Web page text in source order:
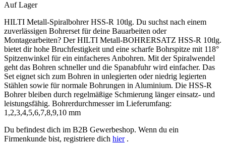
Auf Lager
HILTI Metall-Spiralbohrer HSS-R 10tlg. Du suchst nach einem
zuverlässigen Bohrerset für deine Bauarbeiten oder
Montagearbeiten? Der HILTI Metall-BOHRERSATZ HSS-R 10tlg.
bietet dir hohe Bruchfestigkeit und eine scharfe Bohrspitze mit 118°
Spitzenwinkel für ein einfacheres Anbohren. Mit der Spiralwendel
geht das Bohren schneller und die Spanabfuhr wird einfacher. Das
Set eignet sich zum Bohren in unlegierten oder niedrig legierten
Stählen sowie für normale Bohrungen in Aluminium. Die HSS-R
Bohrer bleiben durch regelmäßige Schmierung länger einsatz- und
leistungsfähig. Bohrerdurchmesser im Lieferumfang:
1,2,3,4,5,6,7,8,9,10 mm
Du befindest dich im B2B Gewerbeshop. Wenn du ein
Firmenkunde bist, registriere dich hier.